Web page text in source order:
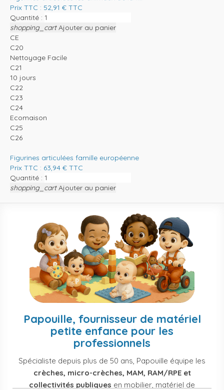
Prix TTC : 52,91 € TTC
Quantité :
shopping_cart Ajouter au panier
CE
C20
Nettoyage Facile
C21
10 jours
C22
C23
C24
Ecomaison
C25
C26
Figurines articulées famille européenne
Prix TTC : 63,94 € TTC
Quantité :
shopping_cart Ajouter au panier
Papouille, fournisseur de matériel
petite enfance pour les
professionnels
Spécialiste depuis plus de 50 ans, Papouille équipe les
crèches, micro-crèches, MAM, RAM/RPE et
collectivités publiques en mobilier, matériel de